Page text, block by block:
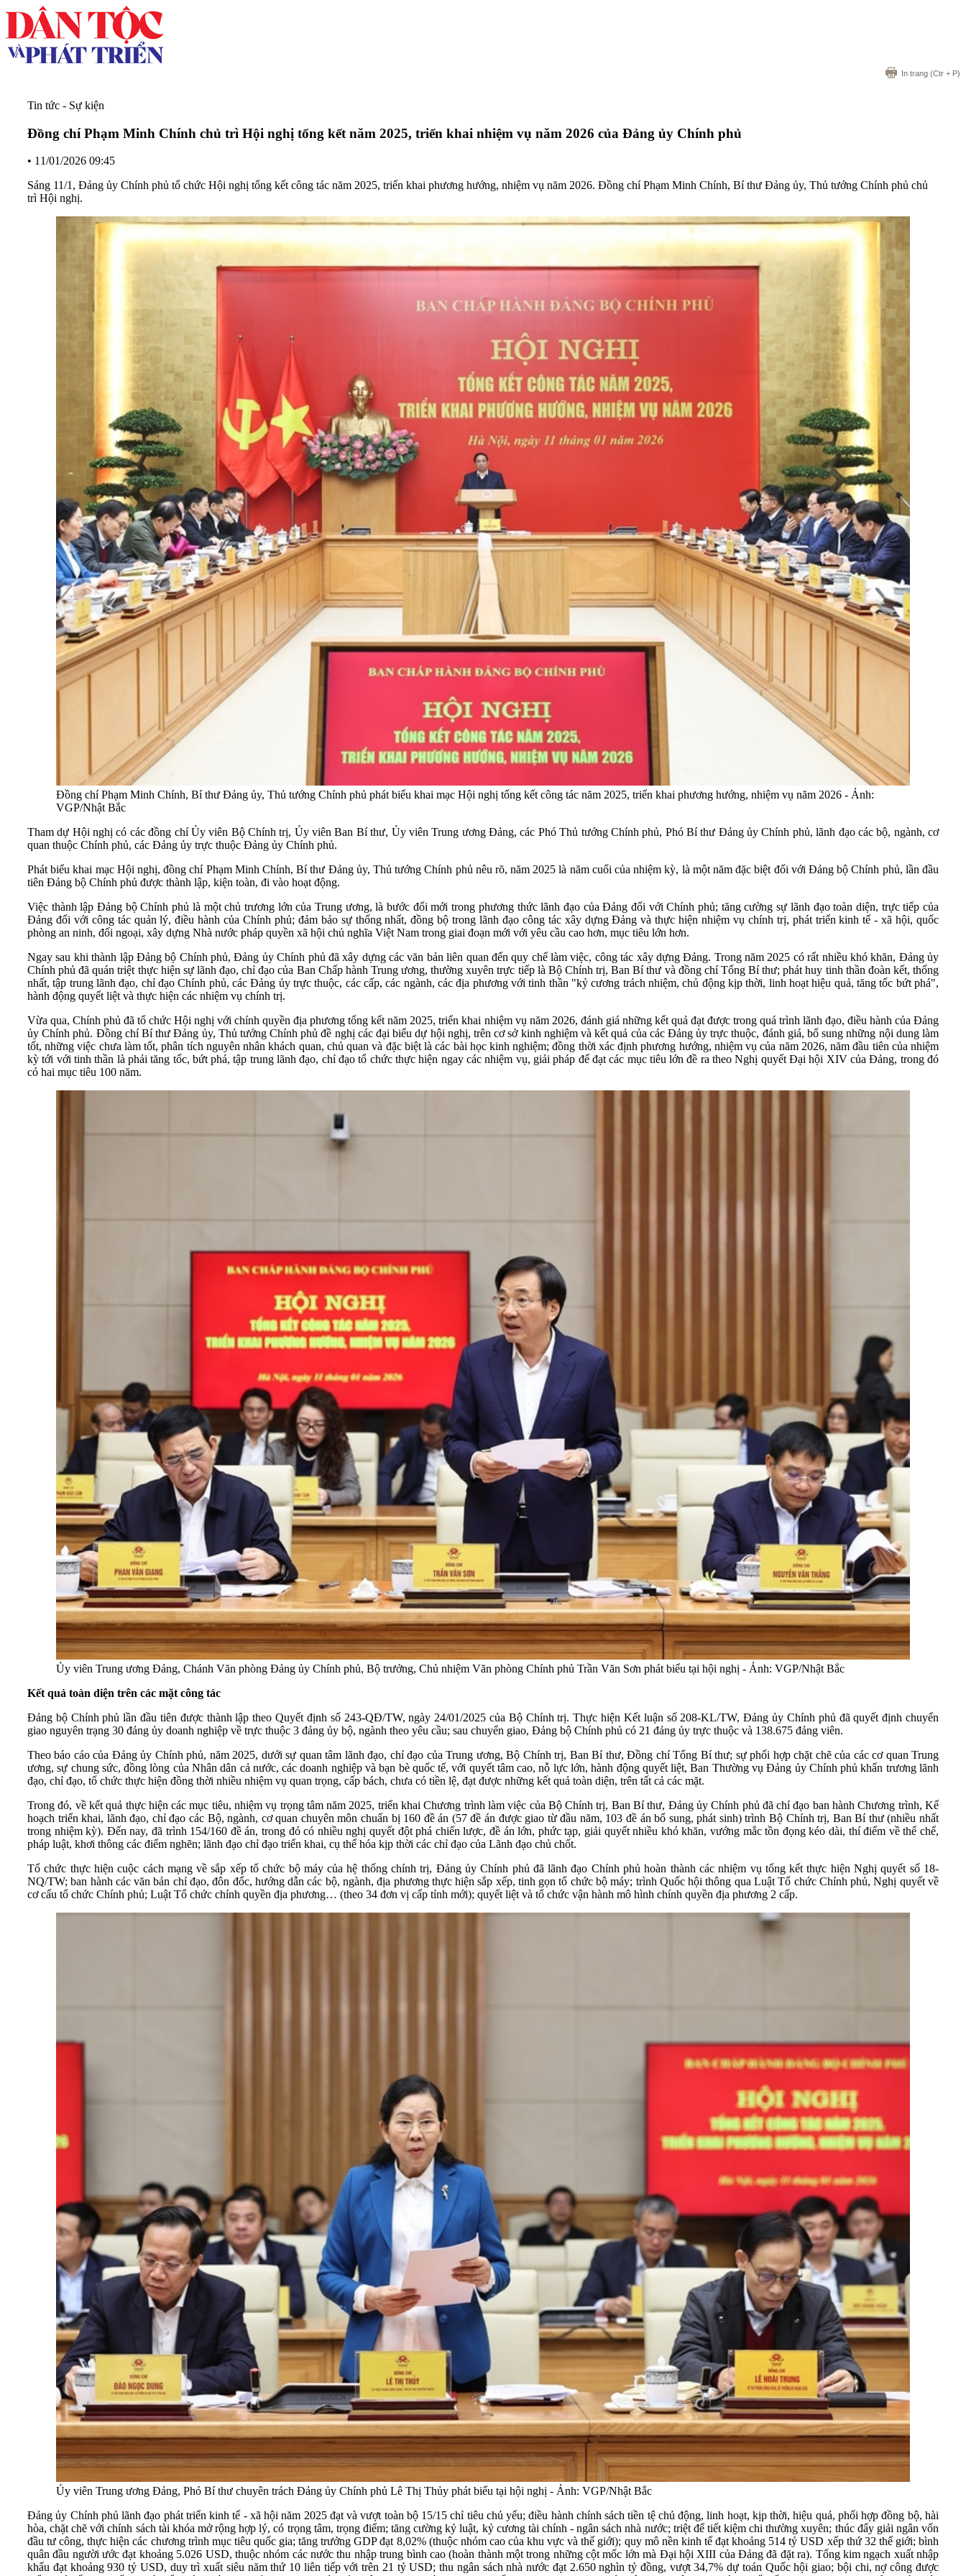
In trang (Ctr + P)
Tin tức - Sự kiện
Đồng chí Phạm Minh Chính chủ trì Hội nghị tổng kết năm 2025, triển khai nhiệm vụ năm 2026 của Đảng ủy Chính phủ
• 11/01/2026 09:45
Sáng 11/1, Đảng ủy Chính phủ tổ chức Hội nghị tổng kết công tác năm 2025, triển khai phương hướng, nhiệm vụ năm 2026. Đồng chí Phạm Minh Chính, Bí thư Đảng ủy, Thủ tướng Chính phủ chủ
trì Hội nghị.
Đồng chí Phạm Minh Chính, Bí thư Đảng ủy, Thủ tướng Chính phủ phát biểu khai mạc Hội nghị tổng kết công tác năm 2025, triển khai phương hướng, nhiệm vụ năm 2026 - Ảnh:
VGP/Nhật Bắc
Tham dự Hội nghị có các đồng chí Ủy viên Bộ Chính trị, Ủy viên Ban Bí thư, Ủy viên Trung ương Đảng, các Phó Thủ tướng Chính phủ, Phó Bí thư Đảng ủy Chính phủ, lãnh đạo các bộ, ngành, cơ
quan thuộc Chính phủ, các Đảng ủy trực thuộc Đảng ủy Chính phủ.
Phát biểu khai mạc Hội nghị, đồng chí Phạm Minh Chính, Bí thư Đảng ủy, Thủ tướng Chính phủ nêu rõ, năm 2025 là năm cuối của nhiệm kỳ, là một năm đặc biệt đối với Đảng bộ Chính phủ, lần đầu
tiên Đảng bộ Chính phủ được thành lập, kiện toàn, đi vào hoạt động.
Việc thành lập Đảng bộ Chính phủ là một chủ trương lớn của Trung ương, là bước đổi mới trong phương thức lãnh đạo của Đảng đối với Chính phủ; tăng cường sự lãnh đạo toàn diện, trực tiếp của
Đảng đối với công tác quản lý, điều hành của Chính phủ; đảm bảo sự thống nhất, đồng bộ trong lãnh đạo công tác xây dựng Đảng và thực hiện nhiệm vụ chính trị, phát triển kinh tế - xã hội, quốc
phòng an ninh, đối ngoại, xây dựng Nhà nước pháp quyền xã hội chủ nghĩa Việt Nam trong giai đoạn mới với yêu cầu cao hơn, mục tiêu lớn hơn.
Ngay sau khi thành lập Đảng bộ Chính phủ, Đảng ủy Chính phủ đã xây dựng các văn bản liên quan đến quy chế làm việc, công tác xây dựng Đảng. Trong năm 2025 có rất nhiều khó khăn, Đảng ủy
Chính phủ đã quán triệt thực hiện sự lãnh đạo, chỉ đạo của Ban Chấp hành Trung ương, thường xuyên trực tiếp là Bộ Chính trị, Ban Bí thư và đồng chí Tổng Bí thư; phát huy tinh thần đoàn kết, thống
nhất, tập trung lãnh đạo, chỉ đạo Chính phủ, các Đảng ủy trực thuộc, các cấp, các ngành, các địa phương với tinh thần "kỷ cương trách nhiệm, chủ động kịp thời, linh hoạt hiệu quả, tăng tốc bứt phá",
hành động quyết liệt và thực hiện các nhiệm vụ chính trị.
Vừa qua, Chính phủ đã tổ chức Hội nghị với chính quyền địa phương tổng kết năm 2025, triển khai nhiệm vụ năm 2026, đánh giá những kết quả đạt được trong quá trình lãnh đạo, điều hành của Đảng
ủy Chính phủ. Đồng chí Bí thư Đảng ủy, Thủ tướng Chính phủ đề nghị các đại biểu dự hội nghị, trên cơ sở kinh nghiệm và kết quả của các Đảng ủy trực thuộc, đánh giá, bổ sung những nội dung làm
tốt, những việc chưa làm tốt, phân tích nguyên nhân khách quan, chủ quan và đặc biệt là các bài học kinh nghiệm; đồng thời xác định phương hướng, nhiệm vụ của năm 2026, năm đầu tiên của nhiệm
kỳ tới với tinh thần là phải tăng tốc, bứt phá, tập trung lãnh đạo, chỉ đạo tổ chức thực hiện ngay các nhiệm vụ, giải pháp để đạt các mục tiêu lớn đề ra theo Nghị quyết Đại hội XIV của Đảng, trong đó
có hai mục tiêu 100 năm.
Ủy viên Trung ương Đảng, Chánh Văn phòng Đảng ủy Chính phủ, Bộ trưởng, Chủ nhiệm Văn phòng Chính phủ Trần Văn Sơn phát biểu tại hội nghị - Ảnh: VGP/Nhật Bắc
Kết quả toàn diện trên các mặt công tác
Đảng bộ Chính phủ lần đầu tiên được thành lập theo Quyết định số 243-QĐ/TW, ngày 24/01/2025 của Bộ Chính trị. Thực hiện Kết luận số 208-KL/TW, Đảng ủy Chính phủ đã quyết định chuyển
giao nguyên trạng 30 đảng ủy doanh nghiệp về trực thuộc 3 đảng ủy bộ, ngành theo yêu cầu; sau chuyển giao, Đảng bộ Chính phủ có 21 đảng ủy trực thuộc và 138.675 đảng viên.
Theo báo cáo của Đảng ủy Chính phủ, năm 2025, dưới sự quan tâm lãnh đạo, chỉ đạo của Trung ương, Bộ Chính trị, Ban Bí thư, Đồng chí Tổng Bí thư; sự phối hợp chặt chẽ của các cơ quan Trung
ương, sự chung sức, đồng lòng của Nhân dân cả nước, các doanh nghiệp và bạn bè quốc tế, với quyết tâm cao, nỗ lực lớn, hành động quyết liệt, Ban Thường vụ Đảng ủy Chính phủ khẩn trương lãnh
đạo, chỉ đạo, tổ chức thực hiện đồng thời nhiều nhiệm vụ quan trọng, cấp bách, chưa có tiền lệ, đạt được những kết quả toàn diện, trên tất cả các mặt.
Trong đó, về kết quả thực hiện các mục tiêu, nhiệm vụ trọng tâm năm 2025, triển khai Chương trình làm việc của Bộ Chính trị, Ban Bí thư, Đảng ủy Chính phủ đã chỉ đạo ban hành Chương trình, Kế
hoạch triển khai, lãnh đạo, chỉ đạo các Bộ, ngành, cơ quan chuyên môn chuẩn bị 160 đề án (57 đề án được giao từ đầu năm, 103 đề án bổ sung, phát sinh) trình Bộ Chính trị, Ban Bí thư (nhiều nhất
trong nhiệm kỳ). Đến nay, đã trình 154/160 đề án, trong đó có nhiều nghị quyết đột phá chiến lược, đề án lớn, phức tạp, giải quyết nhiều khó khăn, vướng mắc tồn đọng kéo dài, thí điểm về thể chế,
pháp luật, khơi thông các điểm nghẽn; lãnh đạo chỉ đạo triển khai, cụ thể hóa kịp thời các chỉ đạo của Lãnh đạo chủ chốt.
Tổ chức thực hiện cuộc cách mạng về sắp xếp tổ chức bộ máy của hệ thống chính trị, Đảng ủy Chính phủ đã lãnh đạo Chính phủ hoàn thành các nhiệm vụ tổng kết thực hiện Nghị quyết số 18-
NQ/TW; ban hành các văn bản chỉ đạo, đôn đốc, hướng dẫn các bộ, ngành, địa phương thực hiện sắp xếp, tinh gọn tổ chức bộ máy; trình Quốc hội thông qua Luật Tổ chức Chính phủ, Nghị quyết về
cơ cấu tổ chức Chính phủ; Luật Tổ chức chính quyền địa phương… (theo 34 đơn vị cấp tỉnh mới); quyết liệt và tổ chức vận hành mô hình chính quyền địa phương 2 cấp.
Ủy viên Trung ương Đảng, Phó Bí thư chuyên trách Đảng ủy Chính phủ Lê Thị Thủy phát biểu tại hội nghị - Ảnh: VGP/Nhật Bắc
Đảng ủy Chính phủ lãnh đạo phát triển kinh tế - xã hội năm 2025 đạt và vượt toàn bộ 15/15 chỉ tiêu chủ yếu; điều hành chính sách tiền tệ chủ động, linh hoạt, kịp thời, hiệu quả, phối hợp đồng bộ, hài
hòa, chặt chẽ với chính sách tài khóa mở rộng hợp lý, có trọng tâm, trọng điểm; tăng cường kỷ luật, kỷ cương tài chính - ngân sách nhà nước; triệt để tiết kiệm chi thường xuyên; thúc đẩy giải ngân vốn
đầu tư công, thực hiện các chương trình mục tiêu quốc gia; tăng trưởng GDP đạt 8,02% (thuộc nhóm cao của khu vực và thế giới); quy mô nền kinh tế đạt khoảng 514 tỷ USD xếp thứ 32 thế giới; bình
quân đầu người ước đạt khoảng 5.026 USD, thuộc nhóm các nước thu nhập trung bình cao (hoàn thành một trong những cột mốc lớn mà Đại hội XIII của Đảng đã đặt ra). Tổng kim ngạch xuất nhập
khẩu đạt khoảng 930 tỷ USD, duy trì xuất siêu năm thứ 10 liên tiếp với trên 21 tỷ USD; thu ngân sách nhà nước đạt 2.650 nghìn tỷ đồng, vượt 34,7% dự toán Quốc hội giao; bội chi, nợ công được